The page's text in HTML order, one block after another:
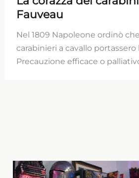
Fauveau
Nel 1809 Napoleone ordinò
carabinieri a cavallo portassero
Precauzione efficace o